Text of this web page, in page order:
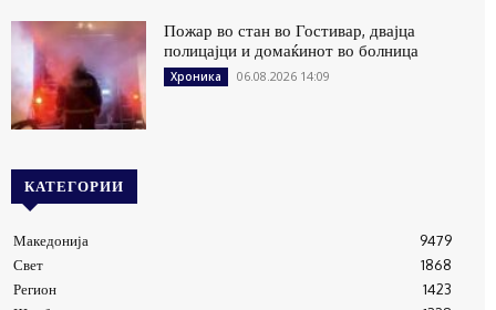
Пожар во стан во Гостивар, двајца
полицајци и домаќинот во болница
Хроника 06.08.2026 14:09
КАТЕГОРИИ
Македонија
9479
Свет
1868
Регион
1423